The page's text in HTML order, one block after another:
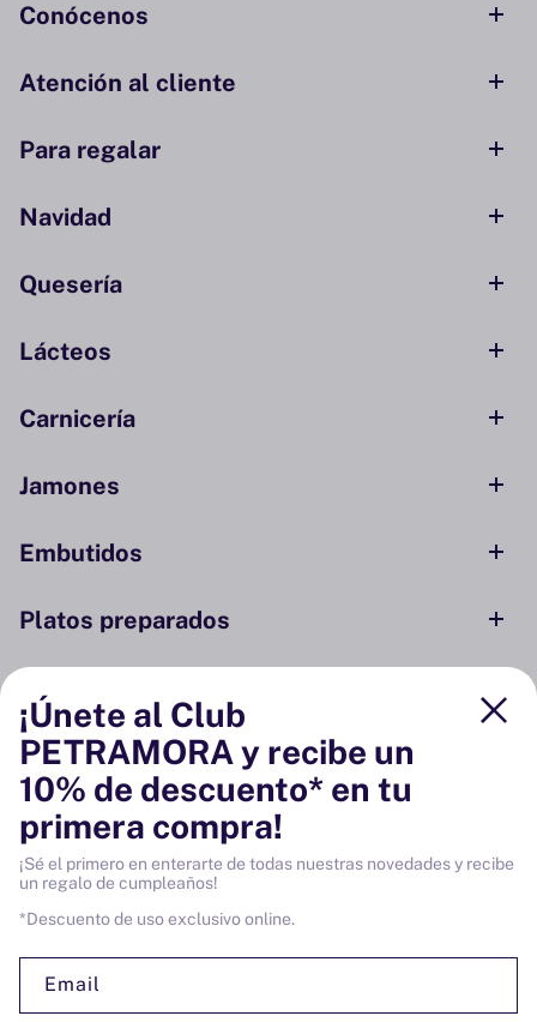
Conócenos
Atención al cliente
Para regalar
Navidad
Quesería
Lácteos
Carnicería
Jamones
Embutidos
Platos preparados
Conservas y ahumados
Despensa
Bodega
Vinos
¡Únete al Club
PETRAMORA y recibe un
10% de descuento* en tu
primera compra!
¡Sé el primero en enterarte de todas nuestras novedades y recibe
un regalo de cumpleaños!
*Descuento de uso exclusivo online.
Email